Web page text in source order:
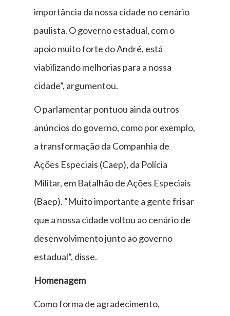
importância da nossa cidade no cenário
paulista. O governo estadual, com o
apoio muito forte do André, está
viabilizando melhorias para a nossa
cidade”, argumentou.
O parlamentar pontuou ainda outros
anúncios do governo, como por exemplo,
a transformação da Companhia de
Ações Especiais (Caep), da Polícia
Militar, em Batalhão de Ações Especiais
(Baep). “Muito importante a gente frisar
que a nossa cidade voltou ao cenário de
desenvolvimento junto ao governo
estadual”, disse.
Homenagem
Como forma de agradecimento,